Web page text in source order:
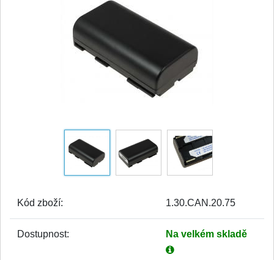
Kód zboží: 1.30.CAN.20.75
Dostupnost: Na velkém skladě